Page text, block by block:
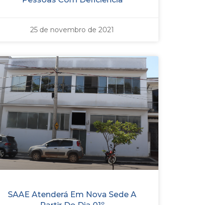
25 de novembro de 2021
SAAE Atenderá Em Nova Sede A